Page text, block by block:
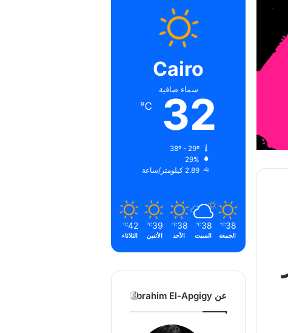
Cairo
سماء صافية
32
℃
29%
2.89 كيلومتر/ساعة
38
℃
الجمعة
38
℃
السبت
38
℃
الأحد
39
℃
الأثنين
42
℃
الثلاثاء
عن Ibrahim El-Apgigy